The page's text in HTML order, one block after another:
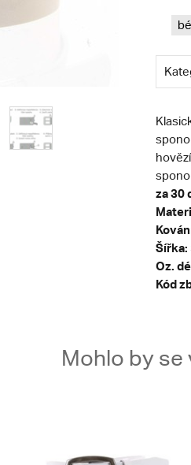
za 30
Šířka:
Oz.
Kód
Mohlo by se